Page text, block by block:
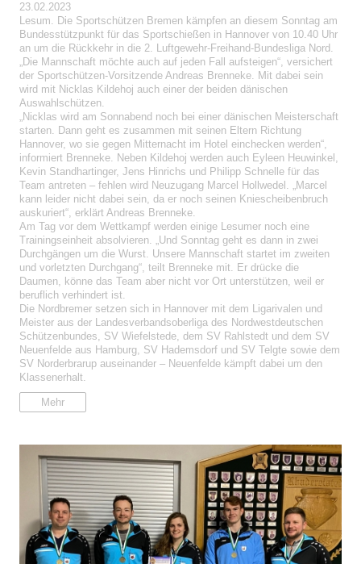
23.02.2023
Lesum. Die Sportschützen Bremen kämpfen an diesem Sonntag am
Bundesstützpunkt für das Sportschießen in Hannover von 10.40 Uhr
an um die Rückkehr in die 2. Luftgewehr-Freihand-Bundesliga Nord.
„Die Mannschaft möchte auch auf jeden Fall aufsteigen“, versichert
der Sportschützen-Vorsitzende Andreas Brenneke. Mit dabei sein
wird mit Nicklas Kildehoj auch einer der beiden dänischen
Auswahlschützen.
„Nicklas wird am Sonnabend noch bei einer dänischen Meisterschaft
starten. Dann geht es zusammen mit seinen Eltern Richtung
Hannover, wo sie gegen Mitternacht im Hotel einchecken werden“,
informiert Brenneke. Neben Kildehoj werden auch Eyleen Heuwinkel,
Kevin Standhartinger, Jens Hinrichs und Philipp Schnelle für das
Team antreten – fehlen wird Neuzugang Marcel Hollwedel. „Marcel
kann leider nicht dabei sein, da er noch seinen Kniescheibenbruch
auskuriert“, erklärt Andreas Brenneke.
Am Tag vor dem Wettkampf werden einige Lesumer noch eine
Trainingseinheit absolvieren. „Und Sonntag geht es dann in zwei
Durchgängen um die Wurst. Unsere Mannschaft startet im zweiten
und vorletzten Durchgang“, teilt Brenneke mit. Er drücke die
Daumen, könne das Team aber nicht vor Ort unterstützen, weil er
beruflich verhindert ist.
Die Nordbremer setzen sich in Hannover mit dem Ligarivalen und
Meister aus der Landesverbandsoberliga des Nordwestdeutschen
Schützenbundes, SV Wiefelstede, dem SV Rahlstedt und dem SV
Neuenfelde aus Hamburg, SV Hademsdorf und SV Telgte sowie dem
SV Norderbrarup auseinander – Neuenfelde kämpft dabei um den
Klassenerhalt.
Mehr